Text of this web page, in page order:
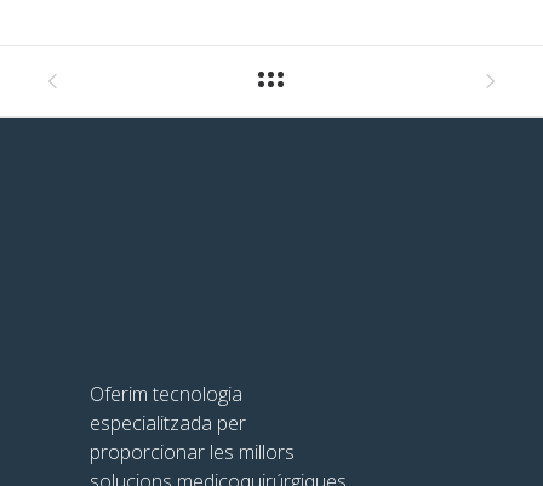
Oferim tecnologia
especialitzada per
proporcionar les millors